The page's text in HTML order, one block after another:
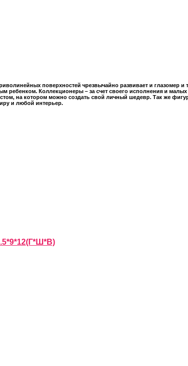
поверхностей чрезвычайно развивает и глазомер и
Коллекционеры – за счет своего исполнения и
на котором можно создать свой личный шедевр. Так же
и любой интерьер.